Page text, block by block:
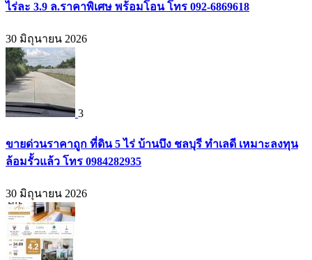
ไร่ละ 3.9 ล.ราคาพิเศษ พร้อมโอน โทร 092-6869618
30 มิถุนายน 2026
3
ขายด่วนราคาถูก ที่ดิน 5 ไร่ บ้านบึง ชลบุรี ทำเลดี เหมาะลงทุน
ล้อมรั้วแล้ว โทร 0984282935
30 มิถุนายน 2026